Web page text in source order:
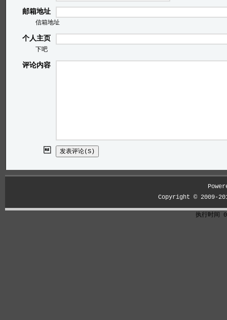
邮箱地址
信箱地址
个人主页
下吧
评论内容
Copyright © 2009-
执行时间